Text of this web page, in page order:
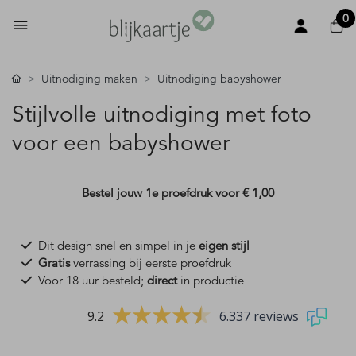
0
Uitnodiging maken Uitnodiging babyshower
Stijlvolle uitnodiging met foto
voor een babyshower
Bestel jouw 1e proefdruk voor€ 1,00
Dit design snel en simpel in je eigen stijl
Gratisverrassing bij eerste proefdruk
Voor 18 uur besteld; directin productie
9.2 6.337 reviews